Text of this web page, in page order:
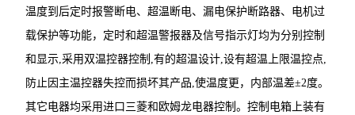
温度到后定时报警断电、超温断电、漏电保护断路器、电机过
载保护等功能，定时和超温警报器及信号指示灯均为分别控制
和显示,采用双温控器控制,有的超温设计,设有超温上限温控点,
防止因主温控器失控而损坏其产品,使温度更，内部温差±2度。
其它电器均采用进口三菱和欧姆龙电器控制。控制电箱上装有